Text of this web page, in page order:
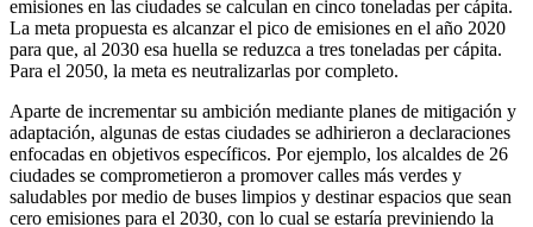
emisiones en las ciudades se calculan en cinco toneladas per cápita.
La meta propuesta es alcanzar el pico de emisiones en el año 2020
para que, al 2030 esa huella se reduzca a tres toneladas per cápita.
Para el 2050, la meta es neutralizarlas por completo.
Aparte de incrementar su ambición mediante planes de mitigación y
adaptación, algunas de estas ciudades se adhirieron a declaraciones
enfocadas en objetivos específicos. Por ejemplo, los alcaldes de 26
ciudades se comprometieron a promover calles más verdes y
saludables por medio de buses limpios y destinar espacios que sean
cero emisiones para el 2030, con lo cual se estaría previniendo la